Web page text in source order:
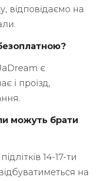
відповідаємо на
є
і проїзд,
можуть брати
14-17-ти
на